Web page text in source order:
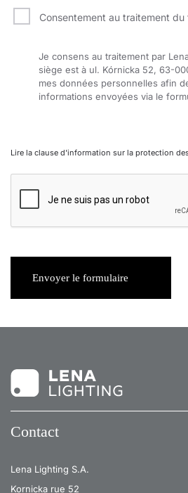
Consentement au traitement du
Je consens au traitement par
siège est à ul. Kórnicka 52, 63-
mes données personnelles afin
informations envoyées via le
Lire la clause d'information sur la protection
Envoyer le formulaire
Contact
Lena Lighting S.A.
Kornicka rue 52